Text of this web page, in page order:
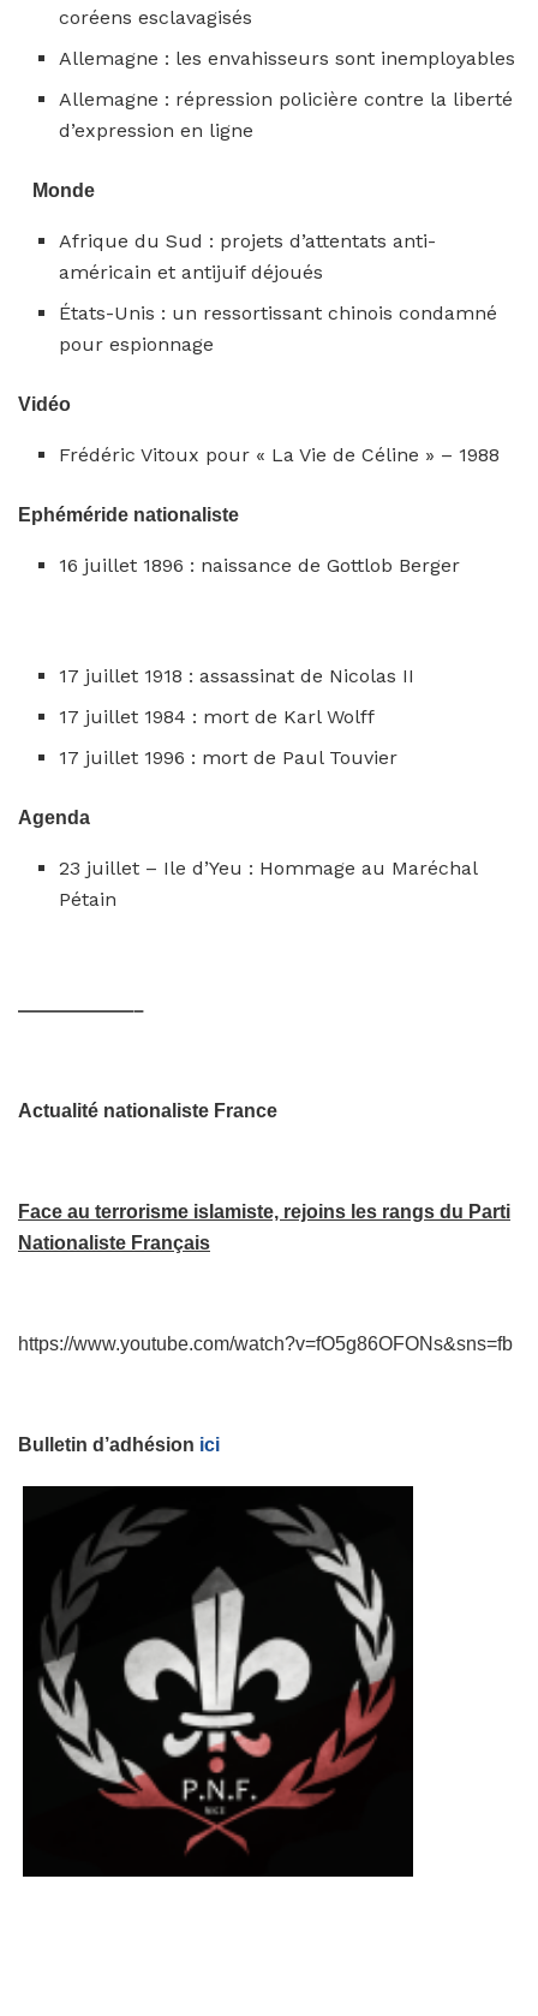
coréens esclavagisés
Allemagne : les envahisseurs sont inemployables
Allemagne : répression policière contre la liberté
d’expression en ligne
Monde
Afrique du Sud : projets d’attentats anti-
américain et antijuif déjoués
États-Unis : un ressortissant chinois condamné
pour espionnage
Vidéo
Frédéric Vitoux pour « La Vie de Céline » – 1988
Ephéméride nationaliste
16 juillet 1896 : naissance de Gottlob Berger
17 juillet 1918 : assassinat de Nicolas II
17 juillet 1984 : mort de Karl Wolff
17 juillet 1996 : mort de Paul Touvier
Agenda
23 juillet – Ile d’Yeu : Hommage au Maréchal
Pétain
——————–
Actualité nationaliste France
Face au terrorisme islamiste, rejoins les rangs du Parti
Nationaliste Français
https://www.youtube.com/watch?v=fO5g86OFONs&sns=fb
Bulletin d’adhésion ici